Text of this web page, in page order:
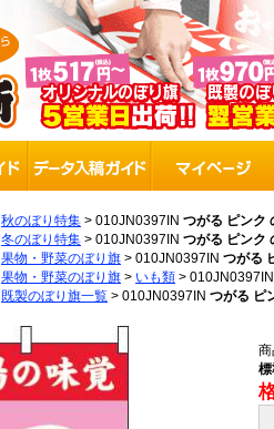
秋のぼり特集 > 010JN0397IN つがる ピンク
冬のぼり特集 > 010JN0397IN つがる ピンク
果物・野菜のぼり旗 > 010JN0397IN つがる
果物・野菜のぼり旗 > いも類 > 010JN0397IN
既製のぼり旗一覧 > 010JN0397IN つがる ピ